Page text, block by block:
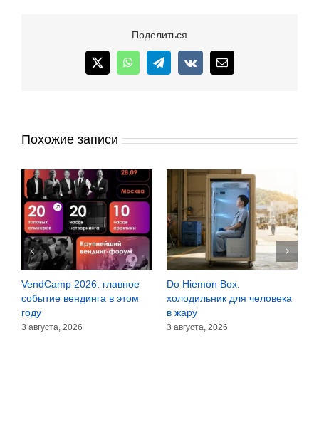
Поделиться
X WhatsAppTelegram
Vk Email
Похожие записи
VendCamp 2026: главное
событие вендинга в этом
году
3 августа, 2026
Do Hiemon Box:
холодильник для человека
в жару
3 августа, 2026